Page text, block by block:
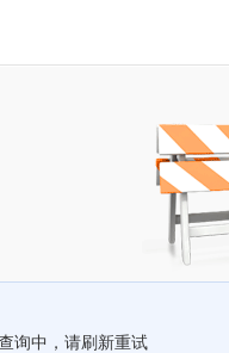
询中，请刷新重试